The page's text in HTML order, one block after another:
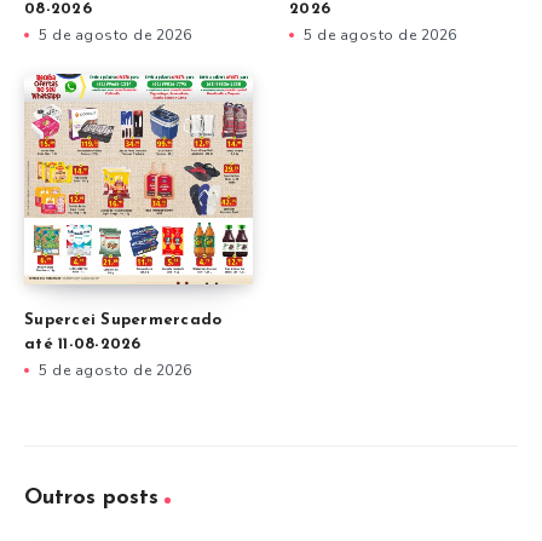
08-2026
5 de agosto de 2026
2026
5 de agosto de 2026
Supercei Supermercado
até 11-08-2026
5 de agosto de 2026
Outros posts